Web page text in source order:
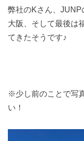
弊社のKさん、JUNP
大阪、そして最後は
てきたそうです♪
※少し前のことで写
い！